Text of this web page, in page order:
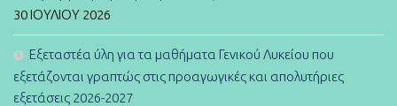
30 ΙΟΥΛΊΟΥ 2026
Εξεταστέα ύλη για τα μαθήματα Γενικού Λυκείου που
εξετάζονται γραπτώς στις προαγωγικές και απολυτήριες
εξετάσεις 2026-2027